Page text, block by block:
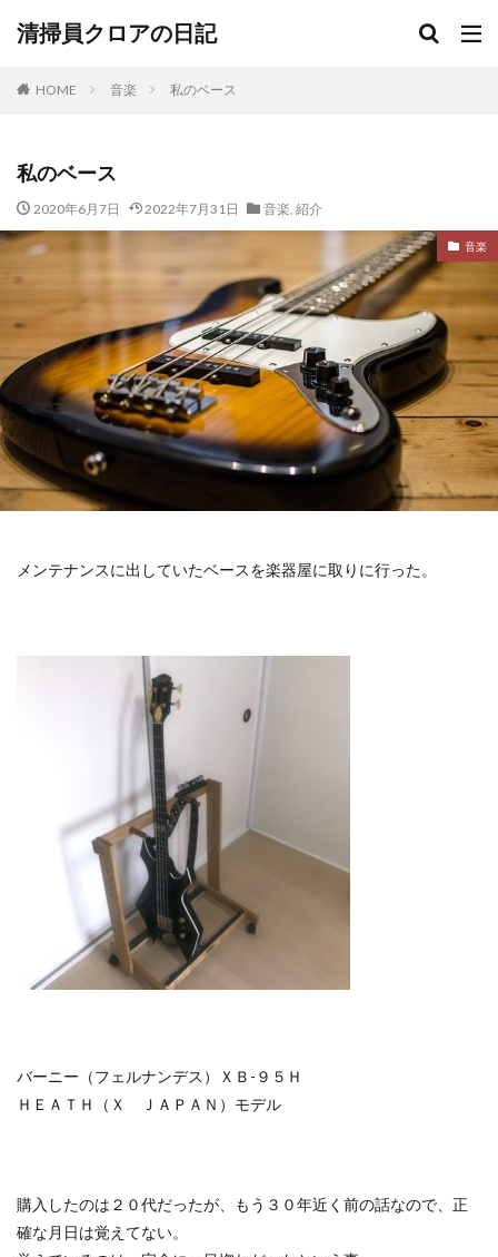
清掃員クロアの日記
HOME 音楽 私のベース
私のベース
2020年6月7日 2022年7月31日 音楽, 紹介
音楽
メンテナンスに出していたベースを楽器屋に取りに行った。
バーニー（フェルナンデス）ＸＢ-９５Ｈ
ＨＥＡＴＨ（Ｘ ＪＡＰＡＮ）モデル
購入したのは２０代だったが、もう３０年近く前の話なので、正
確な月日は覚えてない。